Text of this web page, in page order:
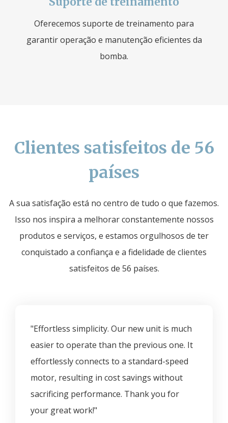
Oferecemos suporte de treinamento para
garantir operação e manutenção eficientes da
bomba.
Clientes satisfeitos de 56
países
A sua satisfação está no centro de tudo o que fazemos.
Isso nos inspira a melhorar constantemente nossos
produtos e serviços, e estamos orgulhosos de ter
conquistado a confiança e a fidelidade de clientes
satisfeitos de 56 países.
"Effortless simplicity. Our new unit is much
easier to operate than the previous one. It
effortlessly connects to a standard-speed
motor, resulting in cost savings without
sacrificing performance. Thank you for
your great work!"